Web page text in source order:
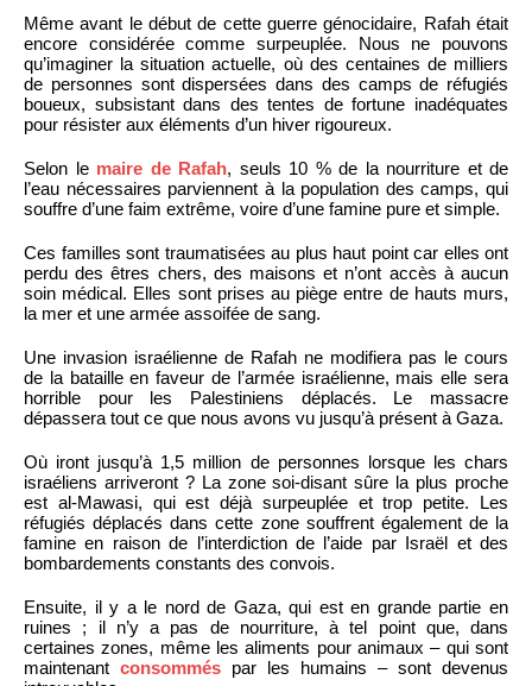
Même avant le début de cette guerre génocidaire, Rafah était
encore considérée comme surpeuplée. Nous ne pouvons
qu’imaginer la situation actuelle, où des centaines de milliers
de personnes sont dispersées dans des camps de réfugiés
boueux, subsistant dans des tentes de fortune inadéquates
pour résister aux éléments d’un hiver rigoureux.
Selon le maire de Rafah, seuls 10 % de la nourriture et de
l’eau nécessaires parviennent à la population des camps, qui
souffre d’une faim extrême, voire d’une famine pure et simple.
Ces familles sont traumatisées au plus haut point car elles ont
perdu des êtres chers, des maisons et n’ont accès à aucun
soin médical. Elles sont prises au piège entre de hauts murs,
la mer et une armée assoifée de sang.
Une invasion israélienne de Rafah ne modifiera pas le cours
de la bataille en faveur de l’armée israélienne, mais elle sera
horrible pour les Palestiniens déplacés. Le massacre
dépassera tout ce que nous avons vu jusqu’à présent à Gaza.
Où iront jusqu’à 1,5 million de personnes lorsque les chars
israéliens arriveront ? La zone soi-disant sûre la plus proche
est al-Mawasi, qui est déjà surpeuplée et trop petite. Les
réfugiés déplacés dans cette zone souffrent également de la
famine en raison de l’interdiction de l’aide par Israël et des
bombardements constants des convois.
Ensuite, il y a le nord de Gaza, qui est en grande partie en
ruines ; il n’y a pas de nourriture, à tel point que, dans
certaines zones, même les aliments pour animaux – qui sont
maintenant consommés par les humains – sont devenus